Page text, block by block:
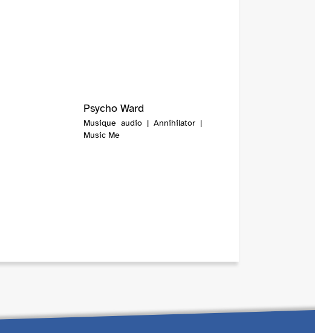
Psycho Ward
Musique audio | Annihilator |
Music Me